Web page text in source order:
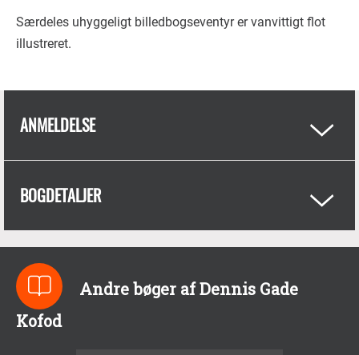
Særdeles uhyggeligt billedbogseventyr er vanvittigt flot
illustreret.
ANMELDELSE
BOGDETALJER
Andre bøger af Dennis Gade
Kofod